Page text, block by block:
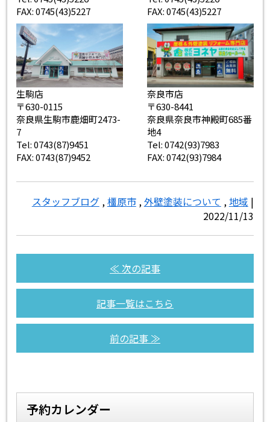
FAX: 0745(43)5227
FAX: 0745(43)5227
生駒店
〒630-0115
奈良県生駒市鹿畑町2473-
7
Tel: 0743(87)9451
FAX: 0743(87)9452
奈良市店
〒630-8441
奈良県奈良市神殿町685番
地4
Tel: 0742(93)7983
FAX: 0742(93)7984
スタッフブログ, 橿原市, 外壁塗装について , 地域 |
2022/11/13
≪ 次の記事
記事一覧はこちら
前の記事 ≫
予約カレンダー